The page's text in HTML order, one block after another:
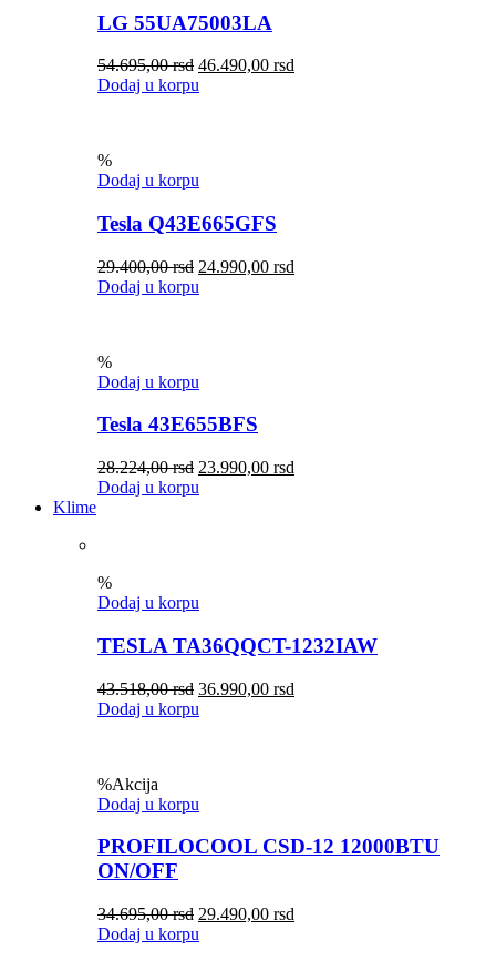
LG 55UA75003LA
54.695,00rsd 46.490,00 rsd
Dodaj u korpu
%
Dodaj u korpu
Tesla Q43E665GFS
29.400,00rsd 24.990,00 rsd
Dodaj u korpu
%
Dodaj u korpu
Tesla 43E655BFS
28.224,00rsd 23.990,00 rsd
Dodaj u korpu
Klime
%
Dodaj u korpu
TESLA TA36QQCT-1232IAW
43.518,00rsd 36.990,00 rsd
Dodaj u korpu
%Akcija
Dodaj u korpu
PROFILOCOOL CSD-12 12000BTU
ON/OFF
34.695,00rsd 29.490,00 rsd
Dodaj u korpu